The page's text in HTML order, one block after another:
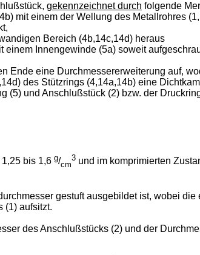
gekennzeichnet durch folgende
mit einem der Wellung des Metallrohres
Bereich (4b,14c,14d) heraus
Innengewinde (5a) soweit
Ende eine Durchmessererweiterung auf,
des Stützrings (4,14a,14b) eine
(5) und Anschlußstück (2) bzw. der
bis 1,6 g/cm
3 und im komprimierten
gestuft ausgebildet ist, wobei die
(1) aufsitzt.
des Anschlußstücks (2) und der